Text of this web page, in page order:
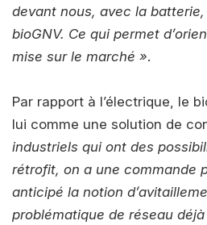
devant nous, avec la batterie,
bioGNV. Ce qui permet
mise sur le marché ».
Par rapport à l’électrique, le
lui comme une solution de
industriels qui ont des
rétrofit, on a une commande
anticipé la notion
problématique de réseau